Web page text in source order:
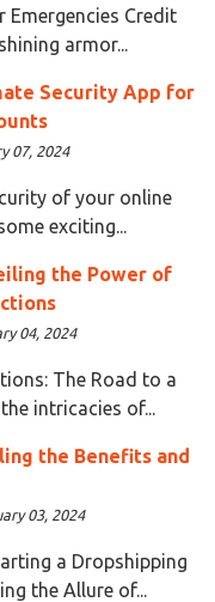
Emergencies Credit
armor...
Security App for
07, 2024
of your online
exciting...
the Power of
04, 2024
The Road to a
intricacies of...
the Benefits and
03, 2024
a Dropshipping
the Allure of...